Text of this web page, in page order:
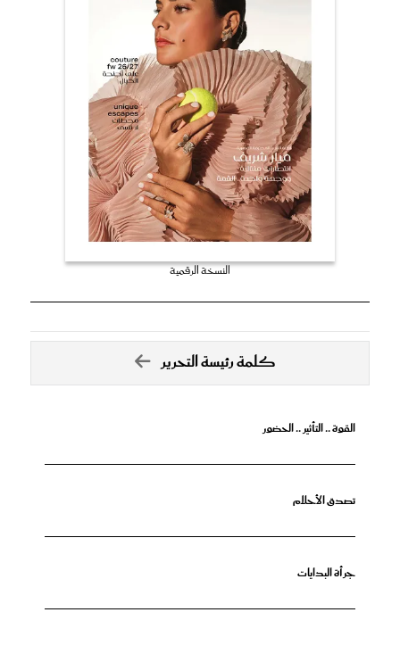
النسخة الرقمية
كلمة رئيسة التحرير
القوة .. التأثير .. الحضور
تصدق الأحلام
جرأة البدايات